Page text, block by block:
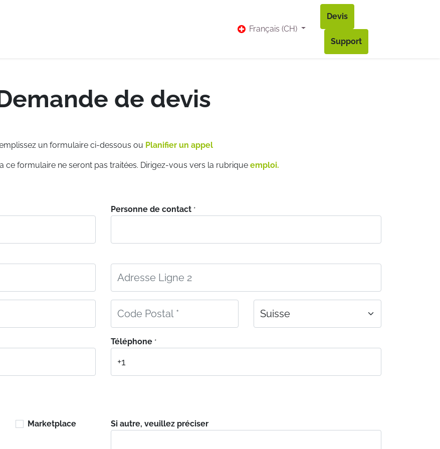
Bl​og Contact Accès à mon compte
Français (CH)
Devis
Support
de devis
un formulaire ci-dessous ou Planifier un appel
ce formulaire ne seront pas traitées. Dirigez-vous vers la rubrique emploi.
Personne de contact *
Téléphone *
Marketplace Si autre, veuillez préciser